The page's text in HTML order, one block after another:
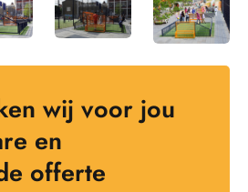
wij voor jou
en
offerte